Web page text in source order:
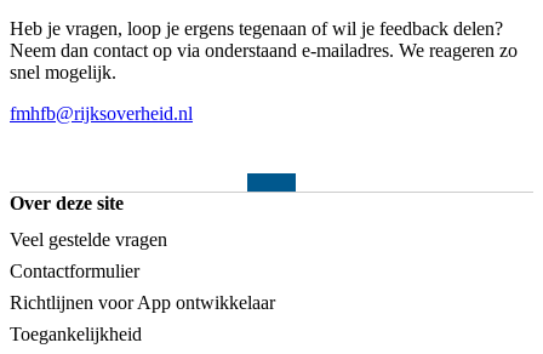
Heb je vragen, loop je ergens tegenaan of wil je feedback delen?
Neem dan contact op via onderstaand e-mailadres. We reageren zo
snel mogelijk.
fmhfb@rijksoverheid.nl
Over deze site
Veel gestelde vragen
Contactformulier
Richtlijnen voor App ontwikkelaar
Toegankelijkheid